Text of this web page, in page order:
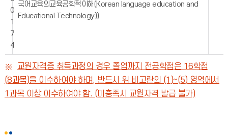
0
1
7
4
국어교육의교육공학적이해(Korean language education and
Educational Technology))
교원자격증 취득과정의 경우 졸업까지 전공학점은 16학점
(8과목)을 이수하여야 하며, 반드시 위 비고란의 (1)~(5) 영역에서
1과목 이상 이수하여야 함. (미충족시 교원자격 발급 불가)